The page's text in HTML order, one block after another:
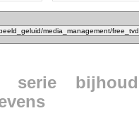
serie